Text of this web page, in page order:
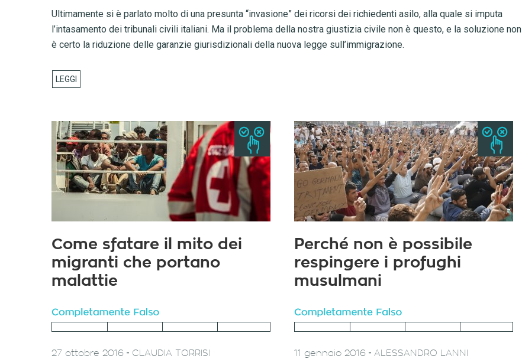
Ultimamente si è parlato molto di una presunta “invasione” dei ricorsi dei richiedenti asilo, alla quale si imputa
l’intasamento dei tribunali civili italiani. Ma il problema della nostra giustizia civile non è questo, e la soluzione non
è certo la riduzione delle garanzie giurisdizionali della nuova legge sull’immigrazione.
Come sfatare il mito dei
migranti che portano
malattie
27 ottobre 2016 - CLAUDIA TORRISI
Perché non è possibile
respingere i profughi
musulmani
11 gennaio 2016 -ALESSANDRO LANNI